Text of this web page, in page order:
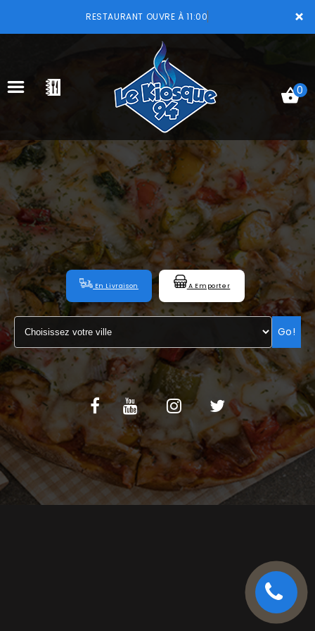
×
RESTAURANT OUVRE À 11:00
ACCUEIL
LA CARTE
VOTRE COMPTE
NOTRE RESTAURANT
VOS AVIS
MENTIONS LÉGALES
C.G.V
0
En Livraison A Emporter
Go!